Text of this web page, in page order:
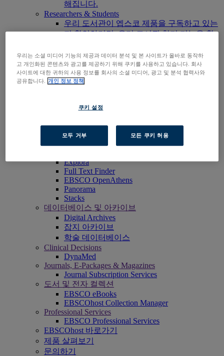
해집니다.
Researchers & Students
우리 도서관이 엡스코 제품을 구독하고 있는
지 확인하려면, 우리 도서관 찾기 기능을 활
EBSCOhost 바로가기
제품 살펴보기
문의하기
제품군
BiblioGraph
EBSCO FOLIO
엡스코 모바일 앱
EBSCOadmin
Explora
Full Text Finder
EBSCO OpenAthens
Panorama
Stacks
데이터베이스 및 아카이브
Digital Archives
잡지 아카이브
학술 데이터베이스
Clinical Decisions
DynaMed
Journals, E-Packages & Magazines
Journal Subscription Services
도서 및 전자 컬렉션
EBSCO eBooks
EBSCOhost Collection Manager
Professional Services
EBSCO Professional Services
EBSCOhost 바로가기
제품 살펴보기
문의하기
우리는 소셜 미디어 기능의 제공과 데이터 분석 및 본 사이트가 올바로 동작하
고 개인화된 콘텐츠와 광고를 제공하기 위해 쿠키를 사용하고 있습니다. 회사
사이트에 대한 귀하의 사용 정보를 회사의 소셜 미디어, 광고 및 분석 협력사와
공유합니다.
개인 정보 정책
쿠키 설정
모두 거부 모든 쿠키 허용